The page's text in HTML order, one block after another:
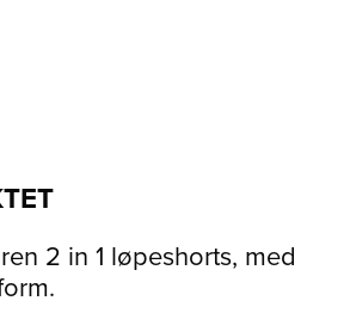
2 in 1 løpeshorts, med